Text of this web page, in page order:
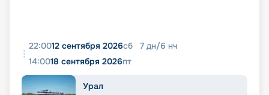
22:0012 сентября 2026сб 7 дн/6 нч
14:0018 сентября 2026пт
Урал